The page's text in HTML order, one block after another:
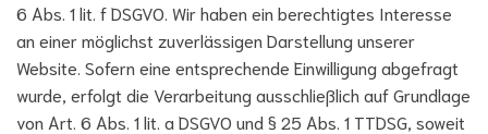
6 Abs. 1 lit. f DSGVO. Wir haben ein berechtigtes Interesse
an einer möglichst zuverlässigen Darstellung unserer
Website. Sofern eine entsprechende Einwilligung abgefragt
wurde, erfolgt die Verarbeitung ausschließlich auf Grundlage
von Art. 6 Abs. 1 lit. a DSGVO und § 25 Abs. 1 TTDSG, soweit